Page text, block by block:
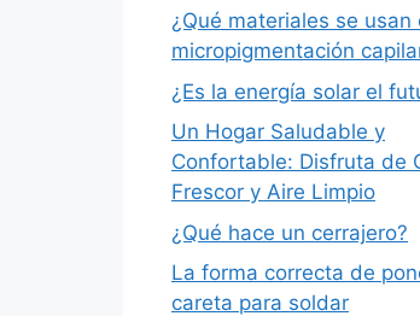
¿Qué materiales se usan
micropigmentación
¿Es la energía solar el
Un Hogar Saludable y
Confortable: Disfruta de
Frescor y Aire Limpio
¿Qué hace un cerrajero?
La forma correcta de
careta para soldar